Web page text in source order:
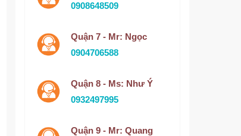
0908648509
Quận 7 - Mr: Ngọc
0904706588
Quận 8 - Ms: Như Ý
0932497995
Quận 9 - Mr: Quang